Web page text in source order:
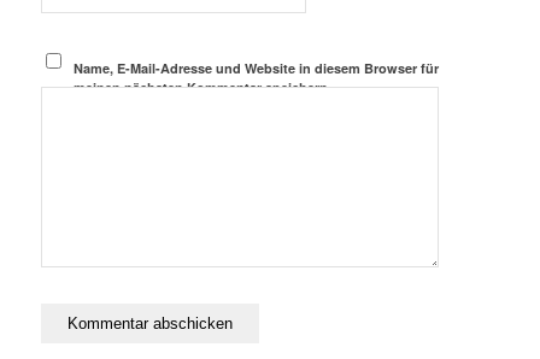
Name, E-Mail-Adresse und Website in diesem Browser für
meinen nächsten Kommentar speichern.